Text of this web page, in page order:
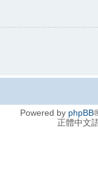
Powered by phpBB
正體中文